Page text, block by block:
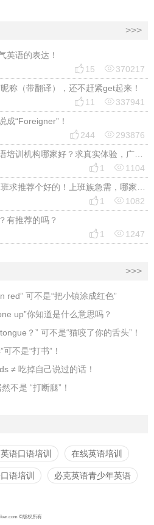
>>>
英语的表达！
 15 370217
称（带翻译），还不赶紧get起来！
 11 337941
成“Foreigner”！
 244 293876
想给职场充电，郑州的成人英语培训机构哪家好？求真实体验，广告勿扰，感谢！
 1 1104
2026年在线商务英语口语培训班求推荐个好的！上班族急需，哪家好？
 1 1082
有推荐的吗？
 1 1247
>>>
red” 可不是“把小镇涂成红色”
up”你知道是什么意思吗？
？” 可不是“猫咬了你的舌头”！
不是“打书”！
≠ 吃掉自己说过的话！
不是 “打断腿”！
语口语培训 在线英语培训
语培训 必克英语青少年英语
©版权所有